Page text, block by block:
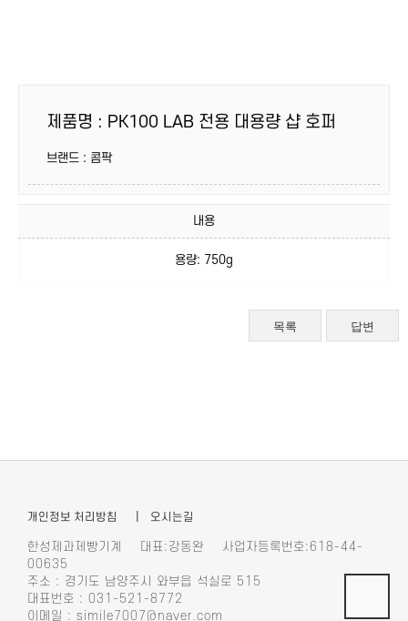
제품명 : PK100 LAB 전용 대용량 샵 호퍼
브랜드 : 콤팍
내용
용량: 750g
목록 답변
개인정보 처리방침 | 오시는길
한성제과제빵기계 대표:강동완 사업자등록번호:618-44-
00635
주소 : 경기도 남양주시 와부읍 석실로 515
대표번호 : 031-521-8772
이메일 : simile7007@naver.com